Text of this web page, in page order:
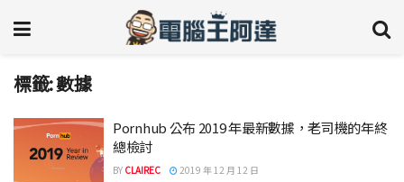
標籤:數據
Pornhub 公布 2019 年最新數據，老司機的年終
總檢討
BY CLAIREC 2019 年 12 月 12 日